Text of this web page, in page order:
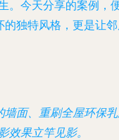
今天分享的案例，
独特风格，更是让邻
面、重刷全屋环保
果立竿见影。